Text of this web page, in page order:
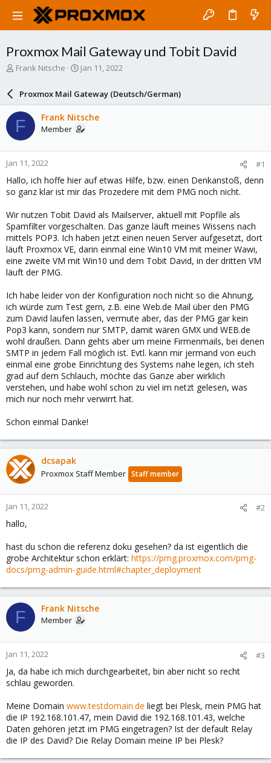
Proxmox Mail Gateway und Tobit David
T
a
d
s
t
a
r
t
e
Frank Nitsche
S
r
d
a
e
Jan 11, 2022
Proxmox Mail Gateway (Deutsch/German)
F Frank Nitsche
Member
Jan 11, 2022 #1
Hallo, ich hoffe hier auf etwas Hilfe, bzw. einen Denkanstoß, denn
so ganz klar ist mir das Prozedere mit dem PMG noch nicht.
Wir nutzen Tobit David als Mailserver, aktuell mit Popfile als
Spamfilter vorgeschalten. Das ganze läuft meines Wissens nach
mittels POP3. Ich haben jetzt einen neuen Server aufgesetzt, dort
läuft Proxmox VE, darin einmal eine Win10 VM mit meiner Wawi,
eine zweite VM mit Win10 und dem Tobit David, in der dritten VM
läuft der PMG.
Ich habe leider von der Konfiguration noch nicht so die Ahnung,
ich würde zum Test gern, z.B. eine Web.de Mail über den PMG
zum David laufen lassen, vermute aber, das der PMG gar kein
Pop3 kann, sondern nur SMTP, damit wären GMX und WEB.de
wohl draußen. Dann gehts aber um meine Firmenmails, bei denen
SMTP in jedem Fall möglich ist. Evtl. kann mir jermand von euch
einmal eine grobe Einrichtung des Systems nahe legen, ich steh
grad auf dem Schlauch, möchte das Ganze aber wirklich
verstehen, und habe wohl schon zu viel im netzt gelesen, was
mich nur noch mehr verwirrt hat.
Schon einmal Danke!
dcsapak
Proxmox Staff Member Staff member
Jan 11, 2022 #2
hallo,
hast du schon die referenz doku gesehen? da ist eigentlich die
grobe Architektur schon erklärt: https://pmg.proxmox.com/pmg-
docs/pmg-admin-guide.html#chapter_deployment
F Frank Nitsche
Member
Jan 11, 2022 #3
Ja, da habe ich mich durchgearbeitet, bin aber nicht so recht
schlau geworden.
Meine Domain www.testdomain.de liegt bei Plesk, mein PMG hat
die IP 192.168.101.47, mein David die 192.168.101.43, welche
Daten gehören jetzt im PMG eingetragen? Ist der default Relay
die IP des David? Die Relay Domain meine IP bei Plesk?